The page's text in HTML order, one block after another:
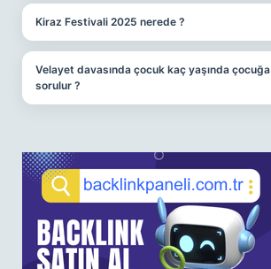
Kiraz Festivali 2025 nerede ?
Velayet davasında çocuk kaç yaşında çocuğa
sorulur ?